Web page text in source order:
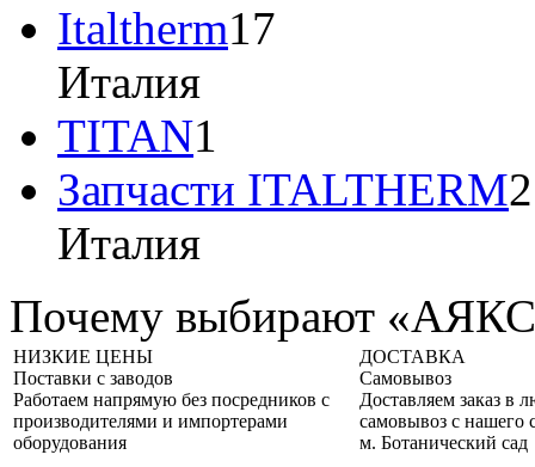
Italtherm17
Италия
TITAN1
Запчасти ITALTHERM2
Италия
Почему выбирают
НИЗКИЕ ЦЕНЫ
Поставки с заводов
Работаем напрямую без посредников с
производителями и импортерами
оборудования
ДОСТАВКА
Самовывоз
Доставляем заказ в
самовывоз с нашего
м. Ботанический сад